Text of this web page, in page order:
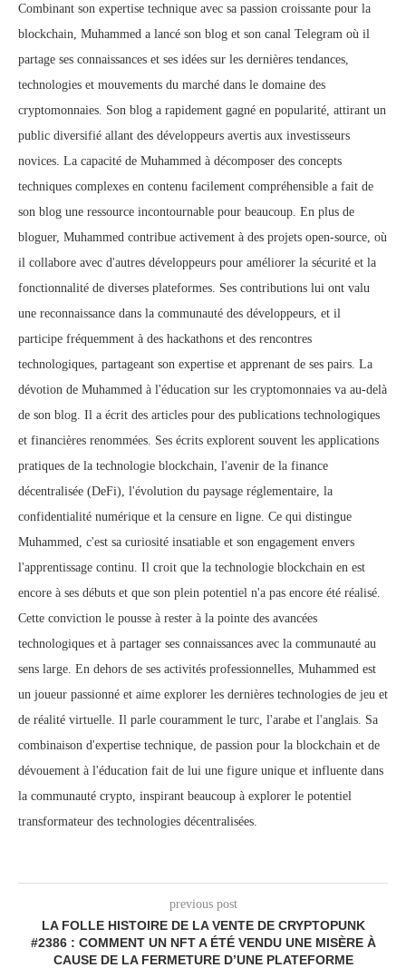
Combinant son expertise technique avec sa passion croissante pour la
blockchain, Muhammed a lancé son blog et son canal Telegram où il
partage ses connaissances et ses idées sur les dernières tendances,
technologies et mouvements du marché dans le domaine des
cryptomonnaies. Son blog a rapidement gagné en popularité, attirant un
public diversifié allant des développeurs avertis aux investisseurs
novices. La capacité de Muhammed à décomposer des concepts
techniques complexes en contenu facilement compréhensible a fait de
son blog une ressource incontournable pour beaucoup. En plus de
bloguer, Muhammed contribue activement à des projets open-source, où
il collabore avec d'autres développeurs pour améliorer la sécurité et la
fonctionnalité de diverses plateformes. Ses contributions lui ont valu
une reconnaissance dans la communauté des développeurs, et il
participe fréquemment à des hackathons et des rencontres
technologiques, partageant son expertise et apprenant de ses pairs. La
dévotion de Muhammed à l'éducation sur les cryptomonnaies va au-delà
de son blog. Il a écrit des articles pour des publications technologiques
et financières renommées. Ses écrits explorent souvent les applications
pratiques de la technologie blockchain, l'avenir de la finance
décentralisée (DeFi), l'évolution du paysage réglementaire, la
confidentialité numérique et la censure en ligne. Ce qui distingue
Muhammed, c'est sa curiosité insatiable et son engagement envers
l'apprentissage continu. Il croit que la technologie blockchain en est
encore à ses débuts et que son plein potentiel n'a pas encore été réalisé.
Cette conviction le pousse à rester à la pointe des avancées
technologiques et à partager ses connaissances avec la communauté au
sens large. En dehors de ses activités professionnelles, Muhammed est
un joueur passionné et aime explorer les dernières technologies de jeu et
de réalité virtuelle. Il parle couramment le turc, l'arabe et l'anglais. Sa
combinaison d'expertise technique, de passion pour la blockchain et de
dévouement à l'éducation fait de lui une figure unique et influente dans
la communauté crypto, inspirant beaucoup à explorer le potentiel
transformateur des technologies décentralisées.
previous post
LA FOLLE HISTOIRE DE LA VENTE DE CRYPTOPUNK
#2386 : COMMENT UN NFT A ÉTÉ VENDU UNE MISÈRE À
CAUSE DE LA FERMETURE D’UNE PLATEFORME